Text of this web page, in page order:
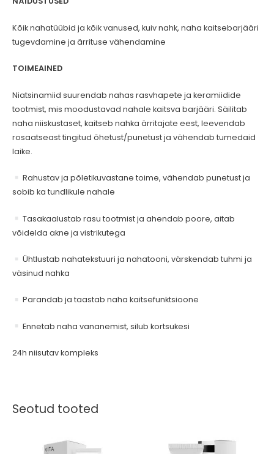
Kõik nahatüübid ja kõik vanused, kuiv nahk, naha kaitsebarjääri
tugevdamine ja ärrituse vähendamine
TOIMEAINED
Niatsinamiid suurendab nahas rasvhapete ja keramiidide
tootmist, mis moodustavad nahale kaitsva barjääri. Säilitab
naha niiskustaset, kaitseb nahka ärritajate eest, leevendab
rosaatseast tingitud õhetust/punetust ja vähendab tumedaid
laike.
Rahustav ja põletikuvastane toime, vähendab punetust ja
sobib ka tundlikule nahale
Tasakaalustab rasu tootmist ja ahendab poore, aitab
võidelda akne ja vistrikutega
Ühtlustab nahatekstuuri ja nahatooni, värskendab tuhmi ja
väsinud nahka
Parandab ja taastab naha kaitsefunktsioone
Ennetab naha vananemist, silub kortsukesi
24h niisutav kompleks
Seotud tooted